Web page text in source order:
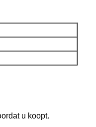
u koopt.